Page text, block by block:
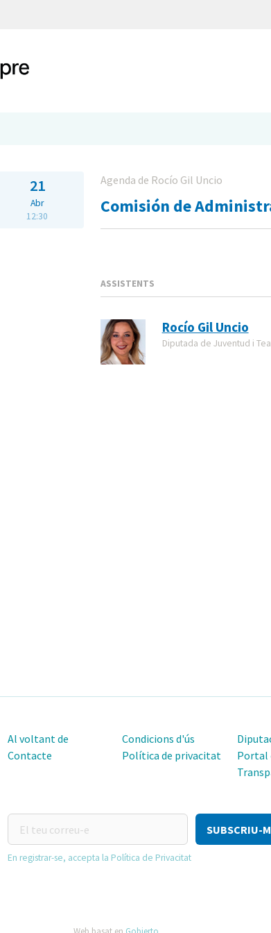
21
Abr
12:30
Agenda de Rocío Gil Uncio
Comisión de
ASSISTENTS
Rocío Gil Uncio
Diputada de Juventud i
Al voltant de
Contacte
Condicions d'ús
Política de privacitat
Portal
teu
correu-
En registrar-se, accepta la Política de Privacitat